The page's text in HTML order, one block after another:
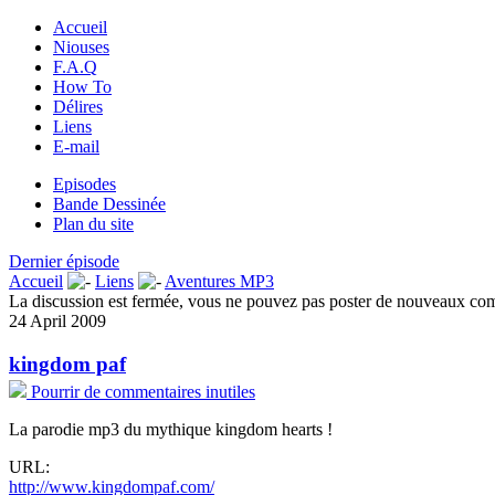
Accueil
Niouses
F.A.Q
How To
Délires
Liens
E-mail
Episodes
Bande Dessinée
Plan du site
Dernier épisode
Accueil
Liens
Aventures MP3
La discussion est fermée, vous ne pouvez pas poster de nouveaux
24 April 2009
kingdom paf
Pourrir de commentaires inutiles
La parodie mp3 du mythique kingdom hearts !
URL:
http://www.kingdompaf.com/